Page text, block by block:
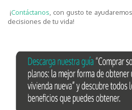
¡Contáctanos , con gusto te
decisiones de tu vida!